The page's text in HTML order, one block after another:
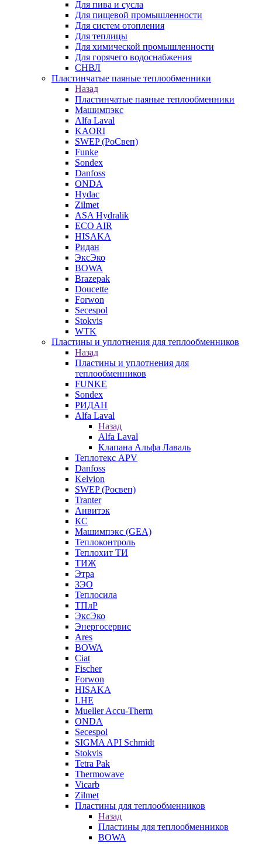
Для пива и сусла
Для пищевой промышленности
Для систем отопления
Для теплицы
Для химической промышленности
Для горячего водоснабжения
СНВЛ
Пластинчатые паяные теплообменники
Назад
Пластинчатые паяные теплообменники
Машимпэкс
Alfa Laval
KAORI
SWEP (РоСвеп)
Funke
Sondex
Danfoss
ONDA
Hydac
Zilmet
ASA Hydralik
ECO AIR
HISAKA
Ридан
ЭксЭко
BOWA
Brazepak
Doucette
Forwon
Secespol
Stokvis
WTK
Пластины и уплотнения для теплообменников
Назад
Пластины и уплотнения для
теплообменников
FUNKE
Sondex
РИДАН
Alfa Laval
Назад
Alfa Laval
Клапана Альфа Лаваль
Теплотекс APV
Danfoss
Kelvion
SWEP (Росвеп)
Tranter
Анвитэк
КС
Машимпэкс (GEA)
Теплоконтроль
Теплохит ТИ
ТИЖ
Этра
ЗЭО
Теплосила
ТПлР
ЭксЭко
Энергосервис
Ares
BOWA
Ciat
Fischer
Forwon
HISAKA
LHE
Mueller Accu-Therm
ONDA
Secespol
SIGMA API Schmidt
Stokvis
Tetra Pak
Thermowave
Vicarb
Zilmet
Пластины для теплообменников
Назад
Пластины для теплообменников
BOWA